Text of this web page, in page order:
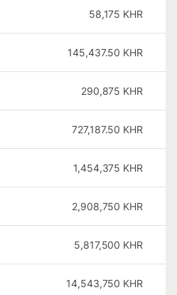
58,175 KHR
145,437.50 KHR
290,875 KHR
727,187.50 KHR
1,454,375 KHR
2,908,750 KHR
5,817,500 KHR
14,543,750 KHR